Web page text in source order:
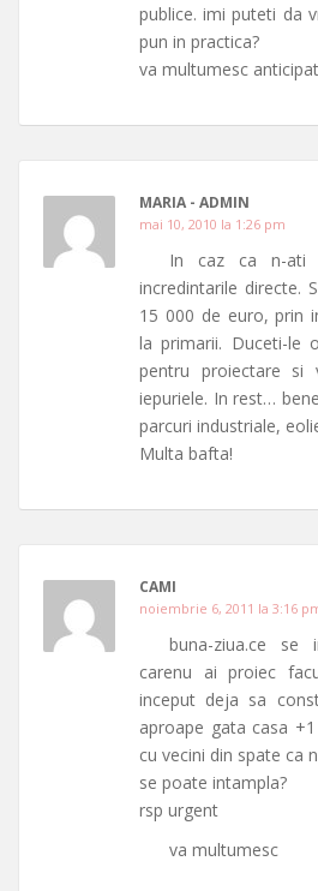
publice. imi puteti da
pun in practica?
va multumesc anticipat
MARIA - ADMIN
mai 10, 2010 la 1:26 pm
In caz ca n-ati
incredintarile directe.
15 000 de euro, prin
la primarii. Duceti-le
pentru proiectare si
iepuriele. In rest…
parcuri industriale,
Multa bafta!
CAMI
noiembrie 6, 2011 la 3:16
buna-ziua.ce se
carenu ai proiec
inceput deja sa
aproape gata casa
cu vecini din spate ca
se poate intampla?
rsp urgent
va multumesc